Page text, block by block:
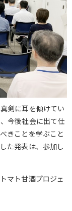
剣に耳を傾けてい
今後社会に出て仕
きことを学ぶこと
た発表は、参加し
マト甘酒プロジェ